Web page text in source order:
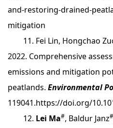
and-restoring-drained-
mitigation
11. Fei Lin, Hongchao
2022. Comprehensive
emissions and mitigation
peatlands. Environmental
119041.https://doi.org/
12. Lei Ma#, Baldur Janz#